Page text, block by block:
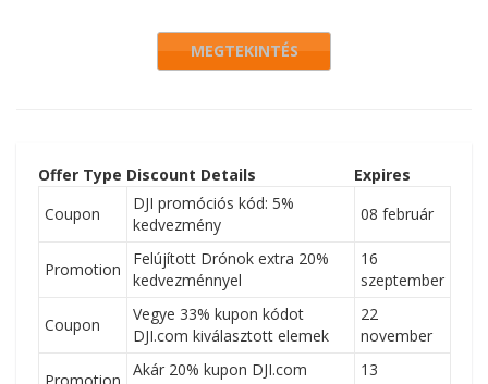
MEGTEKINTÉS
Offer Type Discount Details
Expires
Coupon
DJI promóciós kód: 5%
kedvezmény
08 február
Promotion
Felújított Drónok extra 20%
kedvezménnyel
16
szeptember
Coupon
Vegye 33% kupon kódot
DJI.com kiválasztott elemek
22
november
Akár 20% kupon DJI.com
13